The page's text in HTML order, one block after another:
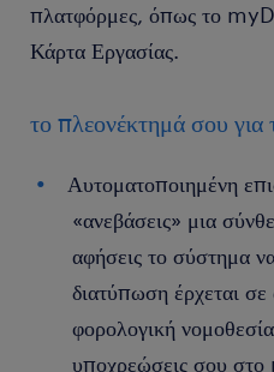
πλατφόρμες, όπως το
Κάρτα Εργασίας.
το πλεονέκτημά σου
Αυτοματοποιημένη
«ανεβάσεις» μια
αφήσεις το σύστημα
διατύπωση έρχεται
φορολογική
υποχρεώσεις σου